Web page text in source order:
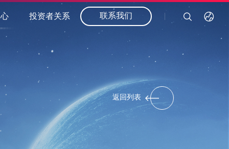
联系我们
投资者关系
返回列表